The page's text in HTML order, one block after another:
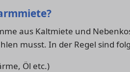
aus Kaltmiete und
musst. In der Regel sind
Öl etc.)